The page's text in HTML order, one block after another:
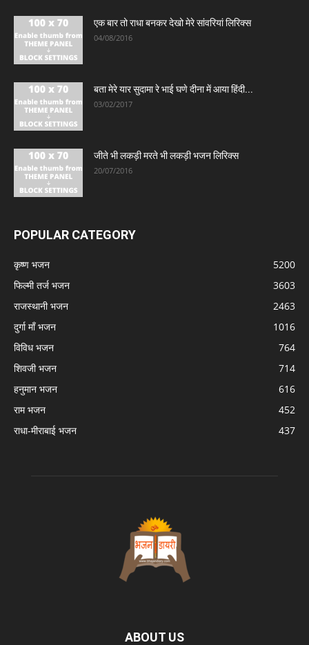
एक बार तो राधा बनकर देखो मेरे सांवरियां लिरिक्स
04/08/2016
बता मेरे यार सुदामा रे भाई घणे दीना में आया हिंदी...
03/02/2017
जीते भी लकड़ी मरते भी लकड़ी भजन लिरिक्स
20/07/2016
POPULAR CATEGORY
कृष्ण भजन
5200
फिल्मी तर्ज भजन
3603
राजस्थानी भजन
2463
दुर्गा माँ भजन
1016
विविध भजन
764
शिवजी भजन
714
हनुमान भजन
616
राम भजन
452
राधा-मीराबाई भजन
437
ABOUT US